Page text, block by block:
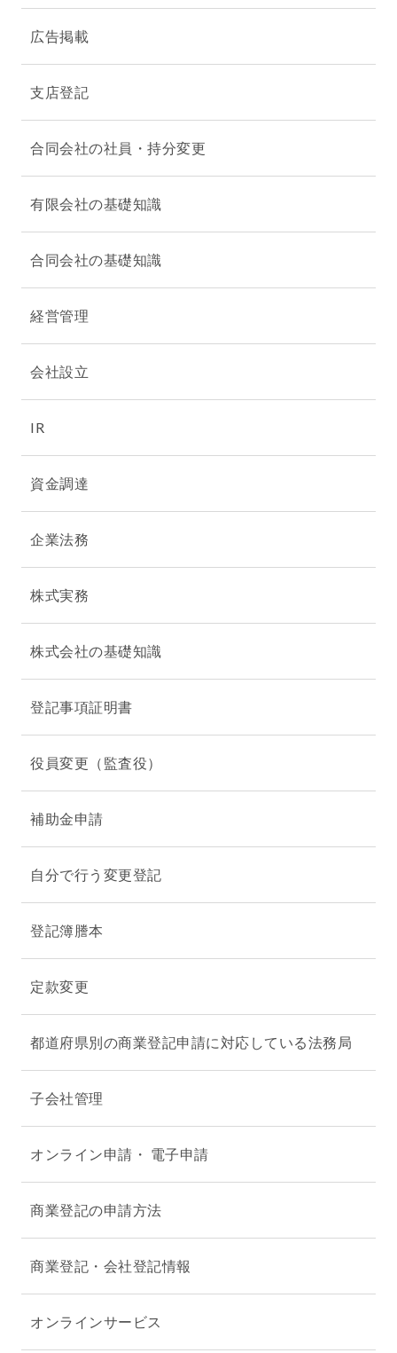
広告掲載
支店登記
合同会社の社員・持分変更
有限会社の基礎知識
合同会社の基礎知識
経営管理
会社設立
IR
資金調達
企業法務
株式実務
株式会社の基礎知識
登記事項証明書
役員変更（監査役）
補助金申請
自分で行う変更登記
登記簿謄本
定款変更
都道府県別の商業登記申請に対応している法務局
子会社管理
オンライン申請・ 電子申請
商業登記の申請方法
商業登記・会社登記情報
オンラインサービス